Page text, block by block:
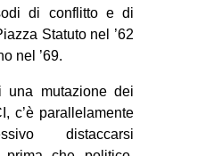
di conflitto e di
Statuto nel ’62
nel ’69.
una mutazione dei
c’è parallelamente
distaccarsi